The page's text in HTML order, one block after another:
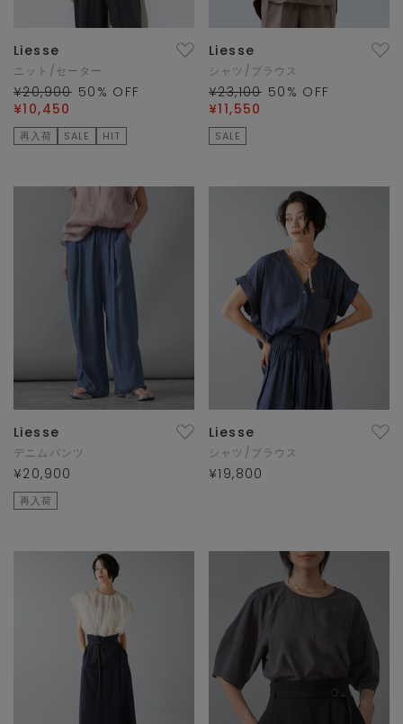
Liesse
ニット/セーター
¥20,900 50 % OFF
¥10,450
再入荷 SALE HIT
Liesse
シャツ/ブラウス
¥23,100 50 % OFF
¥11,550
SALE
Liesse
デニムパンツ
¥20,900
再入荷
Liesse
シャツ/ブラウス
¥19,800